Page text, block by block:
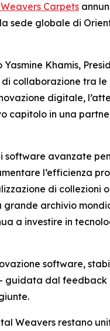
Carpets
sede globale di
Khamis,
collaborazione tra
digitale,
capitolo in una
software avanzate
l’efficienza
di collezioni
grande archivio
a investire in
software,
guidata dal
Weavers restano